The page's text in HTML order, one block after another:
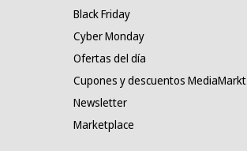
Black Friday
Cyber Monday
Ofertas del día
Cupones y descuentos MediaMarkt
Newsletter
Marketplace